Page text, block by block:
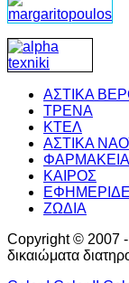
ΑΣΤΙΚΑ
ΤΡΕΝΑ
ΚΤΕΛ
ΑΣΤΙΚΑ
ΦΑΡΜΑΚΕΙΑ
ΚΑΙΡΟΣ
ΖΩΔΙΑ
Copyright © 2007
δικαιώματα